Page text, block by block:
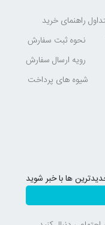
شیوه های پرداخت